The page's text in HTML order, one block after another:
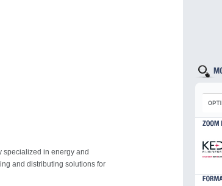
specialized in energy and
and distributing solutions for